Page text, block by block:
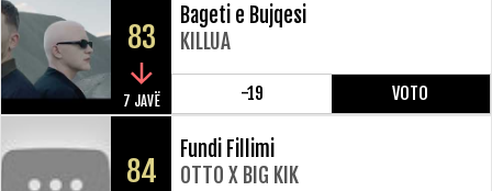
83
7 JAVË
Bageti e Bujqesi
KILLUA
-19 VOTO
84
Fundi Fillimi
OTTO X BIG KIK